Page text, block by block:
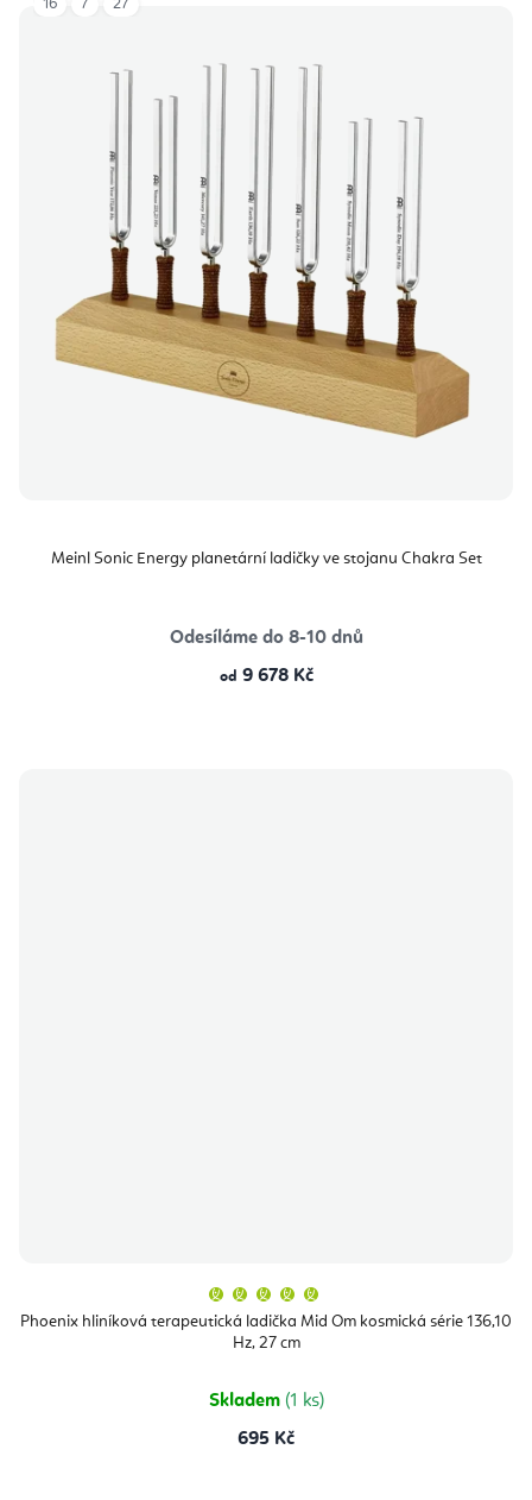
Meinl Sonic Energy planetární ladičky ve stojanu Chakra Set
Odesíláme do 8-10 dnů
od 9 678 Kč
16 7 27
Phoenix hliníková terapeutická ladička Mid Om kosmická série 136,10
Hz, 27 cm
produktu
je
Skladem (1 ks)
695 Kč